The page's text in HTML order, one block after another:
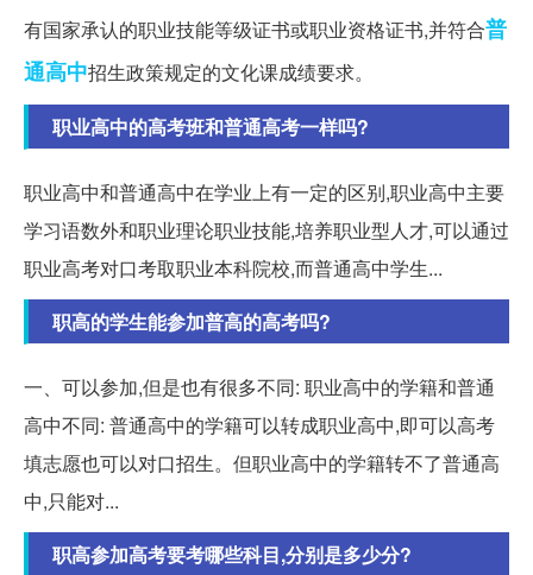
有国家承认的职业技能等级证书或职业资格证书,并符合普
通高中招生政策规定的文化课成绩要求。
职业高中的高考班和普通高考一样吗?
职业高中和普通高中在学业上有一定的区别,职业高中主要
学习语数外和职业理论职业技能,培养职业型人才,可以通过
职业高考对口考取职业本科院校,而普通高中学生...
职高的学生能参加普高的高考吗?
一、可以参加,但是也有很多不同: 职业高中的学籍和普通
高中不同: 普通高中的学籍可以转成职业高中,即可以高考
填志愿也可以对口招生。但职业高中的学籍转不了普通高
中,只能对...
职高参加高考要考哪些科目,分别是多少分?